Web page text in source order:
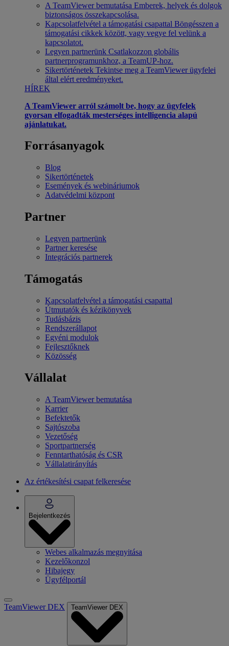
A TeamViewer bemutatása Emberek, helyek és dolgok
biztonságos összekapcsolása.
Kapcsolatfelvétel a támogatási csapattal Böngésszen a
támogatási cikkek között, vagy vegye fel velünk a
kapcsolatot.
Legyen partnerünk Csatlakozzon globális
partnerprogramunkhoz, a TeamUP-hoz.
Sikertörténetek Tekintse meg a TeamViewer ügyfelei
által elért eredményeket.
HÍREK
A TeamViewer arról számolt be, hogy az ügyfelek
gyorsan elfogadták mesterséges intelligencia alapú
ajánlatukat.
Forrásanyagok
Blog
Sikertörténetek
Események és webináriumok
Adatvédelmi központ
Partner
Legyen partnerünk
Partner keresése
Integrációs partnerek
Támogatás
Kapcsolatfelvétel a támogatási csapattal
Útmutatók és kézikönyvek
Tudásbázis
Rendszerállapot
Egyéni modulok
Fejlesztőknek
Közösség
Vállalat
A TeamViewer bemutatása
Karrier
Befektetők
Sajtószoba
Vezetőség
Sportpartnerség
Fenntarthatóság és CSR
Vállalatirányítás
Az értékesítési csapat felkeresése
Bejelentkezés
Webes alkalmazás megnyitása
Kezelőkonzol
Hibajegy
Ügyfélportál
TeamViewer DEX TeamViewer DEX